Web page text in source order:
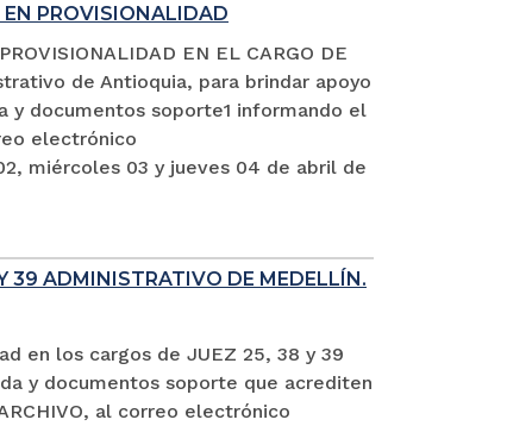
EN PROVISIONALIDAD
EN EL CARGO DE
de Antioquia, para brindar apoyo
y documentos soporte1 informando el
electrónico
miércoles 03 y jueves 04 de abril de
39 ADMINISTRATIVO DE MEDELLÍN.
en los cargos de JUEZ 25, 38 y 39
y documentos soporte que acrediten
al correo electrónico